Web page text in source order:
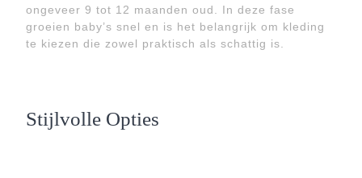
ongeveer 9 tot 12 maanden oud. In deze fase
groeien baby’s snel en is het belangrijk om kleding
te kiezen die zowel praktisch als schattig is.
Stijlvolle Opties